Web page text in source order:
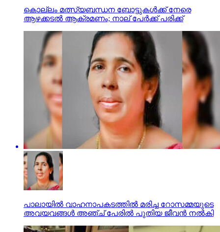
കൊല്ലം മത്സ്യബന്ധന ബോട്ടുകള്‍ക്ക് നേരെ
ആഴക്കടല്‍ ആക്രമണം; നാല് പേര്‍ക്ക് പരിക്ക്
പാലായില്‍ വാഹനാപകടത്തില്‍ മരിച്ച റോസമ്മയുടെ
അവയവങ്ങള്‍ അഞ്ച് പേരില്‍ പുതിയ ജീവന്‍ നല്‍കി